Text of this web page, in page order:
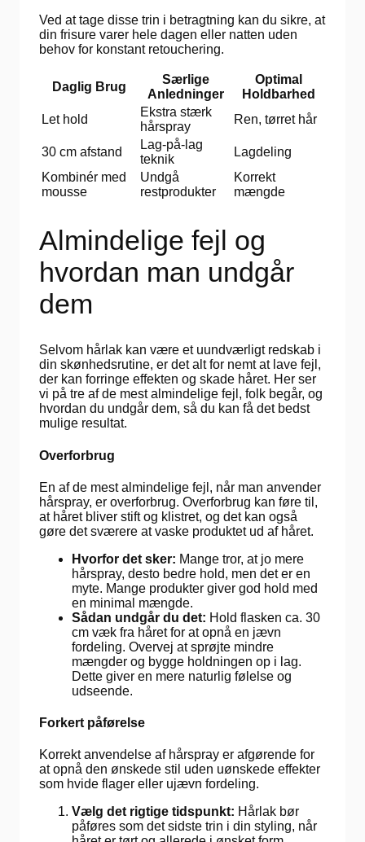
Ved at tage disse trin i betragtning kan du sikre, at
din frisure varer hele dagen eller natten uden
behov for konstant retouchering.
Daglig Brug
Særlige
Anledninger
Optimal
Holdbarhed
Let hold
Ekstra stærk
hårspray
Ren, tørret hår
30 cm afstand
Lag-på-lag
teknik
Lagdeling
Kombinér med
mousse
Undgå
restprodukter
Korrekt
mængde
Almindelige fejl og
hvordan man undgår
dem
Selvom hårlak kan være et uundværligt redskab i
din skønhedsrutine, er det alt for nemt at lave fejl,
der kan forringe effekten og skade håret. Her ser
vi på tre af de mest almindelige fejl, folk begår, og
hvordan du undgår dem, så du kan få det bedst
mulige resultat.
Overforbrug
En af de mest almindelige fejl, når man anvender
hårspray, er overforbrug. Overforbrug kan føre til,
at håret bliver stift og klistret, og det kan også
gøre det sværere at vaske produktet ud af håret.
Hvorfor det sker: Mange tror, at jo mere
hårspray, desto bedre hold, men det er en
myte. Mange produkter giver god hold med
en minimal mængde.
Sådan undgår du det: Hold flasken ca. 30
cm væk fra håret for at opnå en jævn
fordeling. Overvej at sprøjte mindre
mængder og bygge holdningen op i lag.
Dette giver en mere naturlig følelse og
udseende.
Forkert påførelse
Korrekt anvendelse af hårspray er afgørende for
at opnå den ønskede stil uden uønskede effekter
som hvide flager eller ujævn fordeling.
Vælg det rigtige tidspunkt: Hårlak bør
påføres som det sidste trin i din styling, når